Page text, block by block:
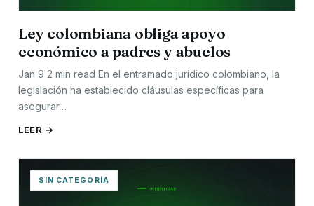
Ley colombiana obliga apoyo
económico a padres y abuelos
Jan 9 2 min read En el entramado jurídico colombiano, la
legislación ha establecido cláusulas específicas para
asegurar…
LEER →
SIN CATEGORÍA